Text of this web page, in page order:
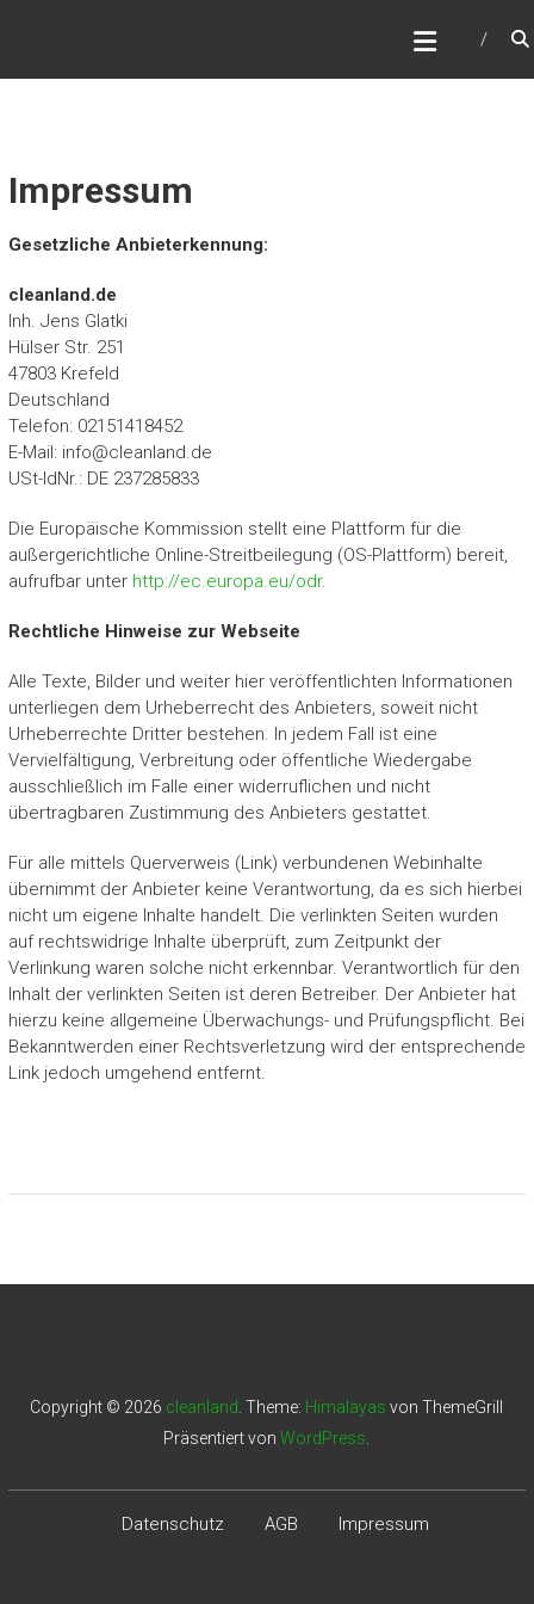
Impressum
Gesetzliche Anbieterkennung:
cleanland.de
Inh. Jens Glatki
Hülser Str. 251
47803 Krefeld
Deutschland
Telefon: 02151418452
E-Mail: info@cleanland.de
USt-IdNr.: DE 237285833
Die Europäische Kommission stellt eine Plattform für die
außergerichtliche Online-Streitbeilegung (OS-Plattform) bereit,
aufrufbar unter http://ec.europa.eu/odr.
Rechtliche Hinweise zur Webseite
Alle Texte, Bilder und weiter hier veröffentlichten Informationen
unterliegen dem Urheberrecht des Anbieters, soweit nicht
Urheberrechte Dritter bestehen. In jedem Fall ist eine
Vervielfältigung, Verbreitung oder öffentliche Wiedergabe
ausschließlich im Falle einer widerruflichen und nicht
übertragbaren Zustimmung des Anbieters gestattet.
Für alle mittels Querverweis (Link) verbundenen Webinhalte
übernimmt der Anbieter keine Verantwortung, da es sich hierbei
nicht um eigene Inhalte handelt. Die verlinkten Seiten wurden
auf rechtswidrige Inhalte überprüft, zum Zeitpunkt der
Verlinkung waren solche nicht erkennbar. Verantwortlich für den
Inhalt der verlinkten Seiten ist deren Betreiber. Der Anbieter hat
hierzu keine allgemeine Überwachungs- und Prüfungspflicht. Bei
Bekanntwerden einer Rechtsverletzung wird der entsprechende
Link jedoch umgehend entfernt.
Copyright © 2026 cleanland . Theme: Himalayas von ThemeGrill
Präsentiert vonWordPress
Datenschutz AGB Impressum